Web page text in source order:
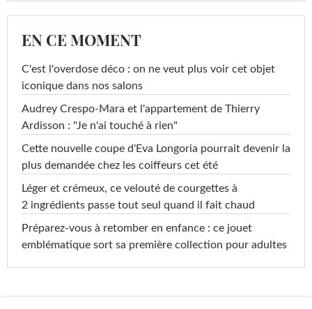
EN CE MOMENT
C'est l'overdose déco : on ne veut plus voir cet objet
iconique dans nos salons
Audrey Crespo-Mara et l'appartement de Thierry
Ardisson : "Je n'ai touché à rien"
Cette nouvelle coupe d'Eva Longoria pourrait devenir la
plus demandée chez les coiffeurs cet été
Léger et crémeux, ce velouté de courgettes à
2 ingrédients passe tout seul quand il fait chaud
Préparez-vous à retomber en enfance : ce jouet
emblématique sort sa première collection pour adultes